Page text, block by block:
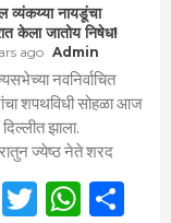
व्यंकय्या नायडूंचा
केला जातोय निषेध!
ago Admin
नवनिर्वाचित
शपथविधी सोहळा आज
झाला.
ज्येष्ठ नेते शरद
Facebook
Twitter